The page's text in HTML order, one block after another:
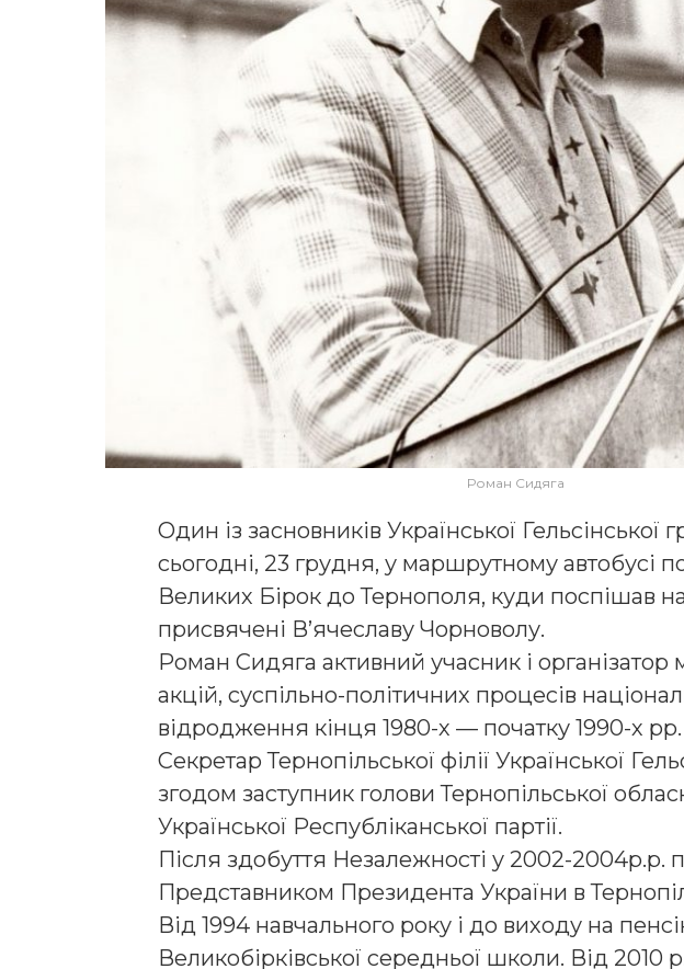
Роман Сидяга
Один із засновників Української Гельсінської
сьогодні, 23 грудня, у маршрутному автобусі
Великих Бірок до Тернополя, куди поспішав
присвячені В’ячеславу Чорноволу.
Роман Сидяга активний учасник і організатор
акцій, суспільно-політичних процесів
відродження кінця 1980-х — початку 1990-х рр.
Секретар Тернопільської філії Української
згодом заступник голови Тернопільської
Української Республіканської партії.
Після здобуття Незалежності у 2002-2004р.р.
Представником Президента України в
Від 1994 навчального року і до виходу на
Великобірківської середньої школи. Від 2010